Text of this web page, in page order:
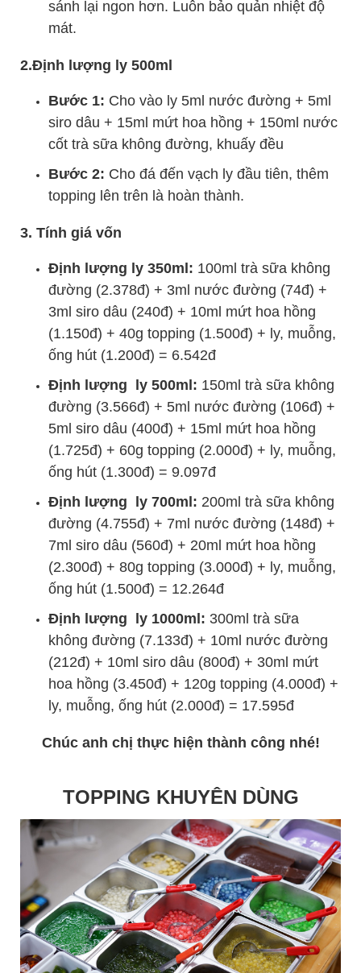
sánh lại ngon hơn. Luôn bảo quản nhiệt độ
mát.
2.Định lượng ly 500ml
Bước 1: Cho vào ly 5ml nước đường + 5ml
siro dâu + 15ml mứt hoa hồng + 150ml nước
cốt trà sữa không đường, khuấy đều
Bước 2: Cho đá đến vạch ly đầu tiên, thêm
topping lên trên là hoàn thành.
3. Tính giá vốn
Định lượng ly 350ml: 100ml trà sữa không
đường (2.378đ) + 3ml nước đường (74đ) +
3ml siro dâu (240đ) + 10ml mứt hoa hồng
(1.150đ) + 40g topping (1.500đ) + ly, muỗng,
ống hút (1.200đ) = 6.542đ
Định lượng ly 500ml: 150ml trà sữa không
đường (3.566đ) + 5ml nước đường (106đ) +
5ml siro dâu (400đ) + 15ml mứt hoa hồng
(1.725đ) + 60g topping (2.000đ) + ly, muỗng,
ống hút (1.300đ) = 9.097đ
Định lượng ly 700ml: 200ml trà sữa không
đường (4.755đ) + 7ml nước đường (148đ) +
7ml siro dâu (560đ) + 20ml mứt hoa hồng
(2.300đ) + 80g topping (3.000đ) + ly, muỗng,
ống hút (1.500đ) = 12.264đ
Định lượng ly 1000ml: 300ml trà sữa
không đường (7.133đ) + 10ml nước đường
(212đ) + 10ml siro dâu (800đ) + 30ml mứt
hoa hồng (3.450đ) + 120g topping (4.000đ) +
ly, muỗng, ống hút (2.000đ) = 17.595đ
Chúc anh chị thực hiện thành công nhé!
TOPPING KHUYÊN DÙNG